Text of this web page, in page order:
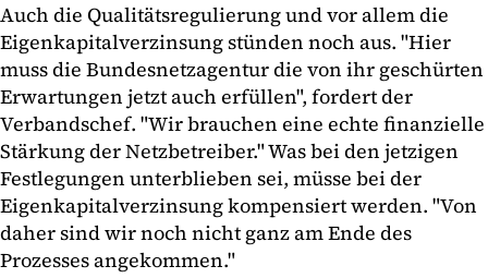
Auch die Qualitätsregulierung und vor allem die
Eigenkapitalverzinsung stünden noch aus. "Hier
muss die Bundesnetzagentur die von ihr geschürten
Erwartungen jetzt auch erfüllen", fordert der
Verbandschef. "Wir brauchen eine echte finanzielle
Stärkung der Netzbetreiber." Was bei den jetzigen
Festlegungen unterblieben sei, müsse bei der
Eigenkapitalverzinsung kompensiert werden. "Von
daher sind wir noch nicht ganz am Ende des
Prozesses angekommen."